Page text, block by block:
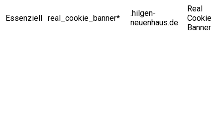
Essenziell real_cookie_banner*
.hilgen-
neuenhaus.de
Real
Cookie
Banner